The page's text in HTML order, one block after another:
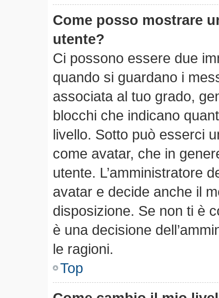
Come posso mostrare
utente?
Ci possono essere due
quando si guardano i
associata al tuo grado,
blocchi che indicano
livello. Sotto può esserci
come avatar, che in
utente. L’amministratore
avatar e decide anche il
disposizione. Se non ti è
è una decisione
le ragioni.
Top